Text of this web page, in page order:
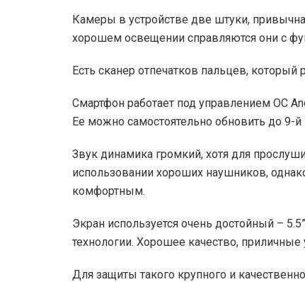
Камеры в устройстве две штуки,
хорошем освещении справляются они с
Есть сканер отпечатков пальцев,
Смартфон работает под управлением ОС
Ее можно самостоятельно обновить до 9-й
Звук динамика громкий, хотя для
использовании хороших наушников,
комфортным.
Экран используется очень достойный –
технологии. Хорошее качество,
Для защиты такого крупного и